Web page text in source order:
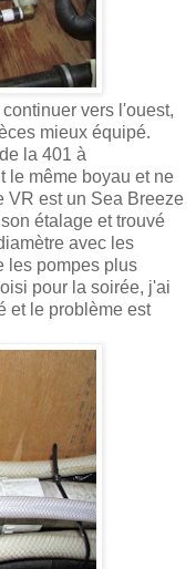
vers l'ouest,
mieux équipé.
la 401 à
le même boyau et ne
VR est un Sea Breeze
étalage et trouvé
avec les
les pompes plus
pour la soirée, j'ai
et le problème est